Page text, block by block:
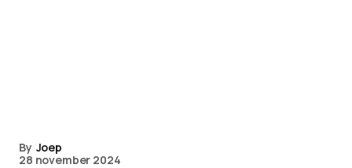
By Joep
28 november 2024